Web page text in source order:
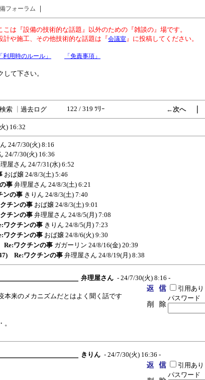
フォーラム ｜
こは『設備の技術的な話題』以外のための『雑談の』場です。
計や施工、その他技術的な話題は『会議室』に投稿してください。
「利用時のルール」 「免責事項」
て下さい。
検索 過去ログ 122 / 319 ﾂﾘｰ ←次へ｜
) 16:32
24/7/30(火) 8:16
24/7/30(火) 16:36
屋さん 24/7/31(水) 6:52
おば嬢 24/8/3(土) 5:46
事 弁理屋さん 24/8/3(土) 6:21
ンの事 きりん 24/8/3(土) 7:40
チンの事 おば嬢 24/8/3(土) 9:01
チンの事 弁理屋さん 24/8/5(月) 7:08
クチンの事 きりん 24/8/5(月) 7:23
クチンの事 おば嬢 24/8/6(火) 9:30
ワクチンの事 ガガーリン 24/8/16(金) 20:39
Re:ワクチンの事 弁理屋さん 24/8/19(月) 8:38
弁理屋さん - 24/7/30(火) 8:16 -
本来のメカニズムだとはよく聞く話です
引用あり
パスワード
きりん - 24/7/30(火) 16:36 -
引用あり
パスワード